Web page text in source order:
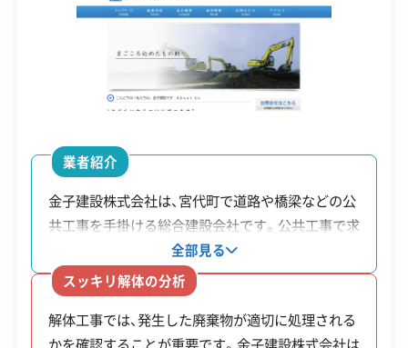
解体工事・空き家対策の補助金
町が「危険」と認定した空き家の解体を対象と
めのブロック塀撤去に関する補助金制度があ
ります。
制度
補助
金額・
率
対象・条件
建設業許可 解体工事業登録
産業廃棄物収集運搬業許可
建築物石綿含有建材調査者
解体工事施工技士
1級土木施工管理技士
1級建設機械施工管理技士
安全対策・リスク管理
工事賠償責任保険 違反歴なし 表彰・受賞
現場清掃
ISO認証
電子マニフェスト 地域貢献・ボランティア
顧客対応・サービス(17)
自社ホームページ 無料見積もり 不要品回収
不要品買取
業者紹介
金子建設株式会社は、宮代町で道路や橋梁などの公
共工事を手掛ける総合建設会社です。公共工事で求
められる品質管理体制のもと、品質管理の
「ISO9001」と環境管理の「ISO14001」の認証を取得
しています。特徴は、産業廃棄物の処理を自社で行
える体制です。解体工事で発生した廃棄物の収集運
全部見る
スッキリ解体の分析
解体工事では、発生した廃棄物が適切に処理される